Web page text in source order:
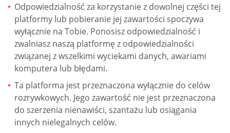
Odpowiedzialność za korzystanie z dowolnej części tej
platformy lub pobieranie jej zawartości spoczywa
wyłącznie na Tobie. Ponosisz odpowiedzialność i
zwalniasz naszą platformę z odpowiedzialności
związanej z wszelkimi wyciekami danych, awariami
komputera lub błędami.
Ta platforma jest przeznaczona wyłącznie do celów
rozrywkowych. Jego zawartość nie jest przeznaczona
do szerzenia nienawiści, szantażu lub osiągania
innych nielegalnych celów.